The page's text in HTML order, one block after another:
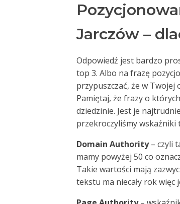
Jarczów –
Odpowiedź jest bardzo
top 3. Albo na frazę
przypuszczać, że w Twojej
Pamiętaj, że frazy o
dziedzinie. Jest je
przekroczyliśmy wskaźniki
Domain Authority– czyli
mamy powyżej 50 co
Takie wartości mają
tekstu ma niecały rok więc